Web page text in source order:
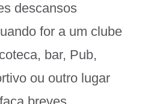
descansos
for a um clube
bar, Pub,
ou outro lugar